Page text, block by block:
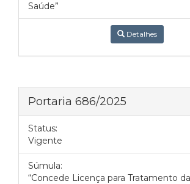
Saúde”
Detalhes
Portaria 686/2025
Status:
Vigente
Súmula:
“Concede Licença para Tratamento